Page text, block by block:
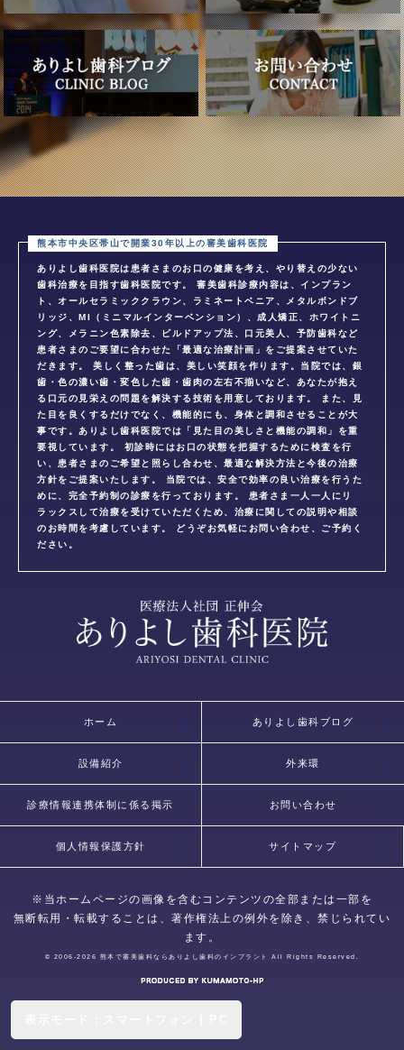
ありよし歯科医院は患者さまのお口の健康を考え、やり替えの少ない
歯科治療を目指す歯科医院です。 審美歯科診療内容は、インプラン
ト、オールセラミッククラウン、ラミネートベニア、メタルボンドブ
リッジ、MI（ミニマルインターベンション）、成人矯正、ホワイトニ
ング、メラニン色素除去、ビルドアップ法、口元美人、予防歯科など
患者さまのご要望に合わせた「最適な治療計画」をご提案させていた
だきます。 美しく整った歯は、美しい笑顔を作ります。当院では、銀
歯・色の濃い歯・変色した歯・歯肉の左右不揃いなど、あなたが抱え
る口元の見栄えの問題を解決する技術を用意しております。 また、見
た目を良くするだけでなく、機能的にも、身体と調和させることが大
事です。ありよし歯科医院では「見た目の美しさと機能の調和」を重
要視しています。 初診時にはお口の状態を把握するために検査を行
い、患者さまのご希望と照らし合わせ、最適な解決方法と今後の治療
方針をご提案いたします。 当院では、安全で効率の良い治療を行うた
めに、完全予約制の診療を行っております。 患者さま一人一人にリ
ラックスして治療を受けていただくため、治療に関しての説明や相談
のお時間を考慮しています。 どうぞお気軽にお問い合わせ、ご予約く
ださい。
ホーム ありよし歯科ブログ
設備紹介 外来環
診療情報連携体制に係る掲示 お問い合わせ
個人情報保護方針 サイトマップ
※当ホームページの画像を含むコンテンツの全部または一部を
無断転用・転載することは、著作権法上の例外を除き、禁じられてい
ます。
© 2006-2026 熊本で審美歯科ならありよし歯科のインプラント All Rights Reserved.